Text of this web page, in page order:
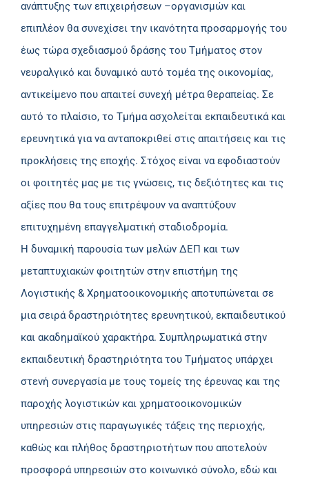
ανάπτυξης των επιχειρήσεων –οργανισμών και
επιπλέον θα συνεχίσει την ικανότητα προσαρμογής του
έως τώρα σχεδιασμού δράσης του Τμήματος στον
νευραλγικό και δυναμικό αυτό τομέα της οικονομίας,
αντικείμενο που απαιτεί συνεχή μέτρα θεραπείας. Σε
αυτό το πλαίσιο, το Τμήμα ασχολείται εκπαιδευτικά και
ερευνητικά για να ανταποκριθεί στις απαιτήσεις και τις
προκλήσεις της εποχής. Στόχος είναι να εφοδιαστούν
οι φοιτητές μας με τις γνώσεις, τις δεξιότητες και τις
αξίες που θα τους επιτρέψουν να αναπτύξουν
επιτυχημένη επαγγελματική σταδιοδρομία.
Η δυναμική παρουσία των μελών ΔΕΠ και των
μεταπτυχιακών φοιτητών στην επιστήμη της
Λογιστικής & Χρηματοοικονομικής αποτυπώνεται σε
μια σειρά δραστηριότητες ερευνητικού, εκπαιδευτικού
και ακαδημαϊκού χαρακτήρα. Συμπληρωματικά στην
εκπαιδευτική δραστηριότητα του Τμήματος υπάρχει
στενή συνεργασία με τους τομείς της έρευνας και της
παροχής λογιστικών και χρηματοοικονομικών
υπηρεσιών στις παραγωγικές τάξεις της περιοχής,
καθώς και πλήθος δραστηριοτήτων που αποτελούν
προσφορά υπηρεσιών στο κοινωνικό σύνολο, εδώ και